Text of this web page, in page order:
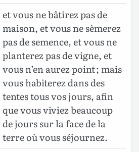
et vous ne bâtirez pas de
maison, et vous ne sèmerez
pas de semence, et vous ne
planterez pas de vigne, et
vous n’en aurez point ; mais
vous habiterez dans des
tentes tous vos jours, afin
que vous viviez beaucoup
de jours sur la face de la
terre où vous séjournez.